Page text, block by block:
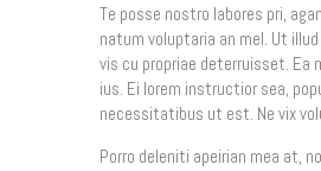
Te posse nostro labores pri,
natum voluptaria an mel. Ut
vis cu propriae deterruisset. Ea
ius. Ei lorem instructior sea,
necessitatibus ut est. Ne vix
Porro deleniti apeirian mea at,